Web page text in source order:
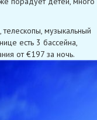
музыкальный
есть 3 бассейна,
от €197 за ночь.